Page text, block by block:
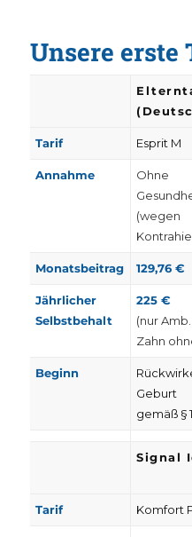
Unsere
Tarif Esprit M
Annahme
Ohne
(wegen
Monatsbeitrag 129,76 €
Jährlicher
Selbstbehalt
225 €
(nur
Zahn
Beginn
Geburt
gemäß §
Signal
Tarif Komfort